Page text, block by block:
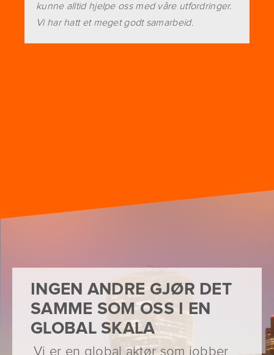
kunne alltid hjelpe oss med våre utfordringer.
Vi har hatt et meget godt samarbeid.
INGEN ANDRE GJØR DET
SAMME SOM OSS I EN
GLOBAL SKALA
Vi er en global aktør som jobber